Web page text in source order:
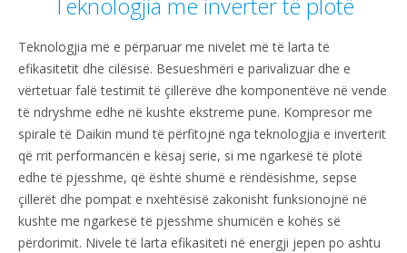
Teknologjia me inverter të plotë
Teknologjia më e përparuar me nivelet më të larta të
efikasitetit dhe cilësisë. Besueshmëri e parivalizuar dhe e
vërtetuar falë testimit të çillerëve dhe komponentëve në vende
të ndryshme edhe në kushte ekstreme pune. Kompresor me
spirale të Daikin mund të përfitojnë nga teknologjia e inverterit
që rrit performancën e kësaj serie, si me ngarkesë të plotë
edhe të pjesshme, që është shumë e rëndësishme, sepse
çillerët dhe pompat e nxehtësisë zakonisht funksionojnë në
kushte me ngarkesë të pjesshme shumicën e kohës së
përdorimit. Nivele të larta efikasiteti në energji jepen po ashtu